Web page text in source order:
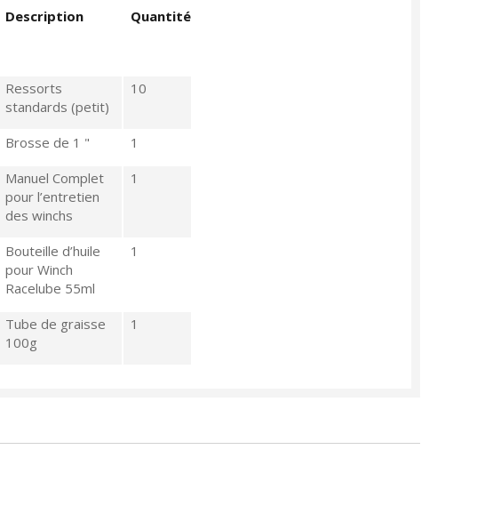
Description Quantité
Ressorts
standards (petit)
10
Brosse de 1 "
1
Manuel Complet
pour l’entretien
des winchs
1
Bouteille d’huile
pour Winch
Racelube 55ml
1
Tube de graisse
100g
1